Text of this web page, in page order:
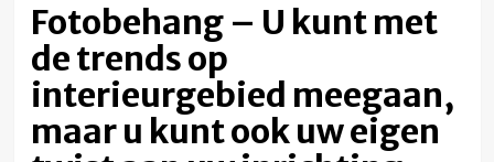
Fotobehang – U kunt met
de trends op
interieurgebied meegaan,
maar u kunt ook uw eigen